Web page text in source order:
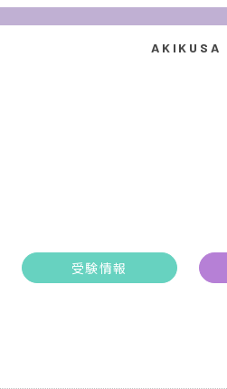
受験情報